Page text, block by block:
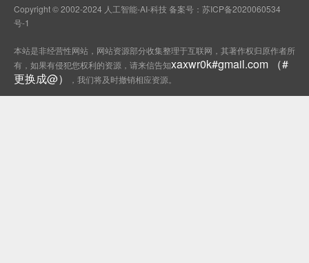
Copyright © 2002-2024 人工智能-AI-科技 备案号： 苏ICP备2020060534
号-1
本站是非经营性网站，网站资源部分收集整理于互联网，其著作权归原作者所
有，如果有侵犯您权利的资源，请来信告知xaxwr0k#gmail.com （#
更换成@）
，我们将及时撤销相应资源。